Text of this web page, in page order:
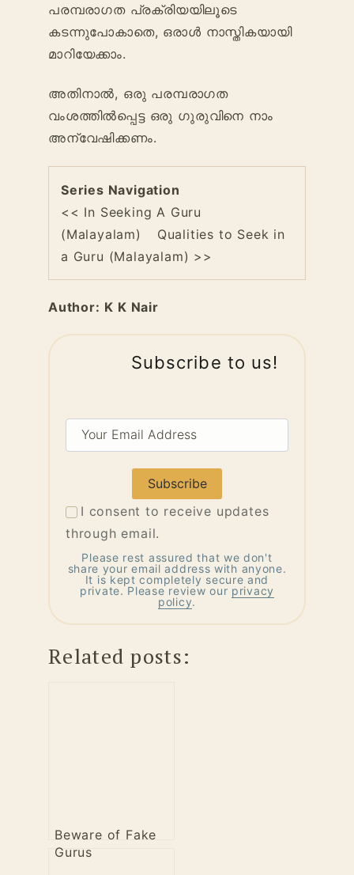
പരമ്പരാഗത പ്രക്രിയയിലൂടെ
കടന്നുപോകാതെ, ഒരാൾ നാസ്തികയായി
മാറിയേക്കാം.
അതിനാൽ, ഒരു പരമ്പരാഗത
വംശത്തിൽപ്പെട്ട ഒരു ഗുരുവിനെ നാം
അന്വേഷിക്കണം.
Series Navigation
<< In Seeking A Guru
(Malayalam)
Qualities to Seek in
a Guru (Malayalam) >>
Author: K K Nair
Subscribe to us!
Your
Email
I consent to receive updates
through email.
Please rest assured that we don't
share your email address with anyone.
It is kept completely secure and
private. Please review our privacy
policy.
Related posts:
Beware of Fake
Gurus